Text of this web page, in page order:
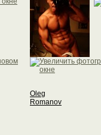
Oleg
Romanov